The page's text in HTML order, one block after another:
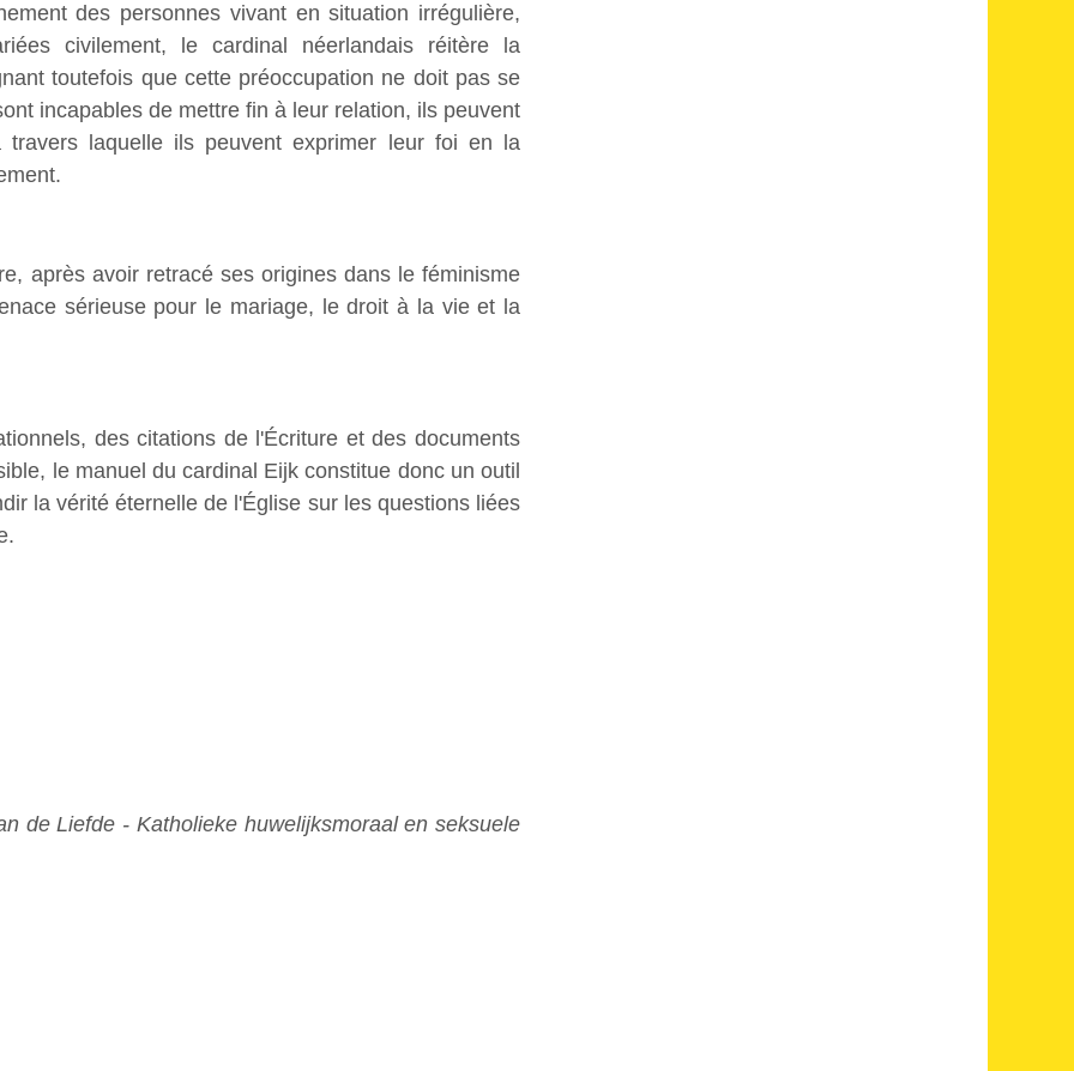
des personnes vivant en situation irrégulière,
civilement, le cardinal néerlandais réitère la
toutefois que cette préoccupation ne doit pas se
incapables de mettre fin à leur relation, ils peuvent
travers laquelle ils peuvent exprimer leur foi en la
après avoir retracé ses origines dans le féminisme
sérieuse pour le mariage, le droit à la vie et la
des citations de l'Écriture et des documents
le manuel du cardinal Eijk constitue donc un outil
la vérité éternelle de l'Église sur les questions liées
de Liefde - Katholieke huwelijksmoraal en seksuele